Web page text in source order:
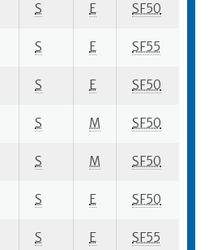
S E SF50
S E SF55
S E SF50
S M SF50
S M SF50
S E SF50
S E SF55